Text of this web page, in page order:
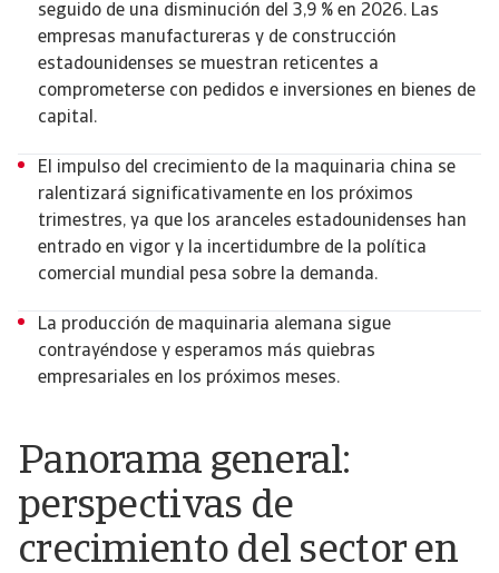
Panorama general:
perspectivas de
crecimiento del sector en
seguido de una disminución del 3,9 % en 2026. Las
empresas manufactureras y de construcción
estadounidenses se muestran reticentes a
comprometerse con pedidos e inversiones en bienes de
capital.
El impulso del crecimiento de la maquinaria china se
ralentizará significativamente en los próximos
trimestres, ya que los aranceles estadounidenses han
entrado en vigor y la incertidumbre de la política
comercial mundial pesa sobre la demanda.
La producción de maquinaria alemana sigue
contrayéndose y esperamos más quiebras
empresariales en los próximos meses.